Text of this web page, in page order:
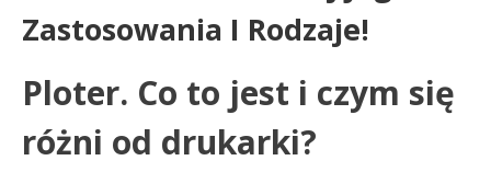
Zastosowania I Rodzaje!
Ploter. Co to jest i czym się
różni od drukarki?